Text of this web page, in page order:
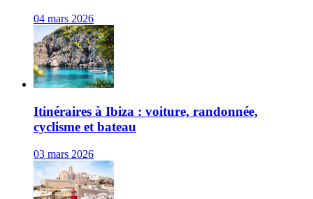
04 mars 2026
Itinéraires à Ibiza : voiture, randonnée,
cyclisme et bateau
03 mars 2026